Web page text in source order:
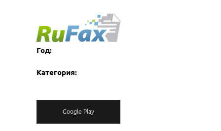
Год:
Категория:
Google Play